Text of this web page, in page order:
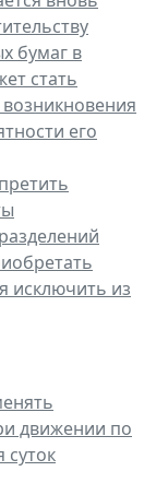
бумаг в
стать
его
исключить из
движении по
суток